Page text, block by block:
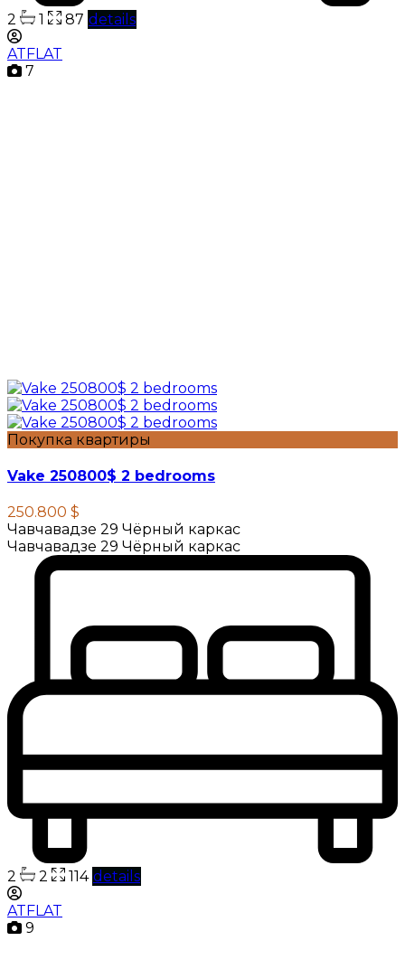
2 1 87 details
ATFLAT
7
Покупка квартиры
Vake 250800$ 2 bedrooms
250.800 $
Чавчавадзе 29 Чёрный каркас
Чавчавадзе 29 Чёрный каркас
2 2 114 details
ATFLAT
9